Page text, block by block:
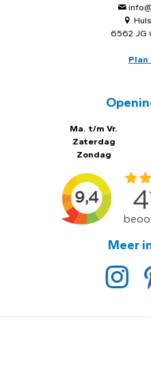
6562 JG
Plan
Ma. t/m Vr.
Zaterdag
Zondag
Meer